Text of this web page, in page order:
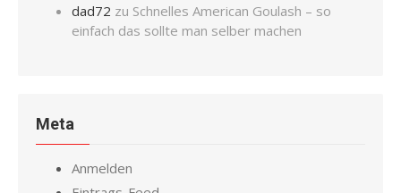
dad72 zu Schnelles American Goulash – so
einfach das sollte man selber machen
Meta
Anmelden